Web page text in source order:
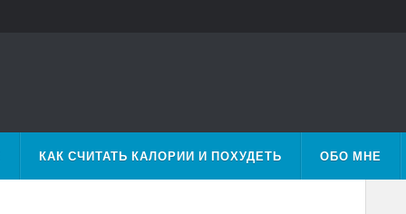
КАК СЧИТАТЬ КАЛОРИИ И ПОХУДЕТЬ ОБО МНЕ